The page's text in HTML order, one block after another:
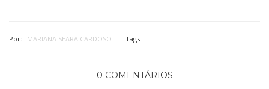
Por: MARIANA SEARA CARDOSO Tags:
0 COMENTÁRIOS